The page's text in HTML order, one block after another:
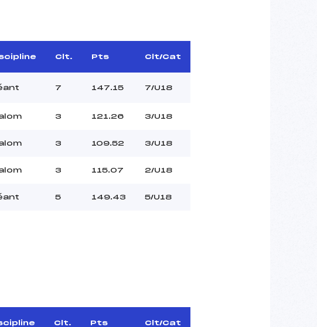
Clt. Pts Clt/Cat
7 147.15 7/U18
3 121.26 3/U18
3 109.52 3/U18
3 115.07 2/U18
5 149.43 5/U18
Clt. Pts Clt/Cat